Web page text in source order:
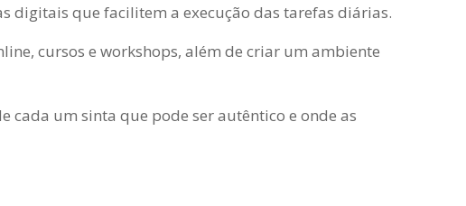
digitais que facilitem a execução das tarefas diárias.
cursos e workshops, além de criar um ambiente
cada um sinta que pode ser autêntico e onde as